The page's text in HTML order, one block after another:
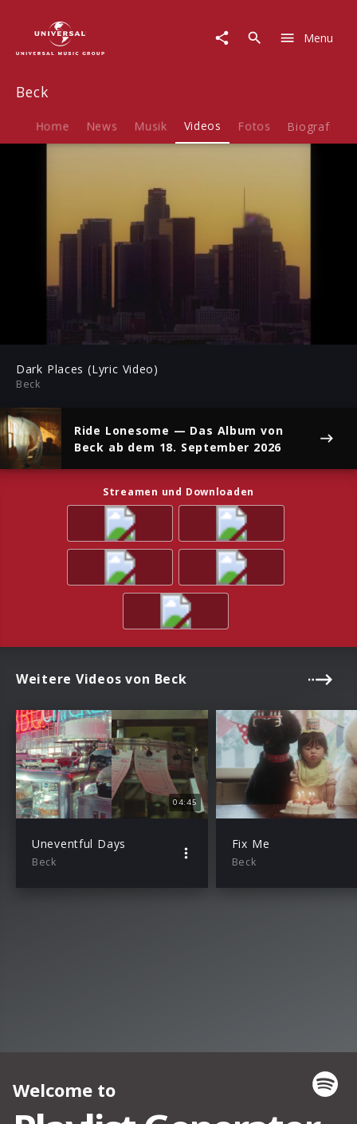
Places
Menu
Beck
Home News Musik Videos Fotos Biografie
Play
Play
Dark Places (Lyric Video)
Beck
Ride Lonesome — Das Album von
Beck ab dem 18. September 2026
Streamen und Downloaden
Weitere Videos von Beck
04:45
Uneventful Days
Beck
Fix Me
Beck